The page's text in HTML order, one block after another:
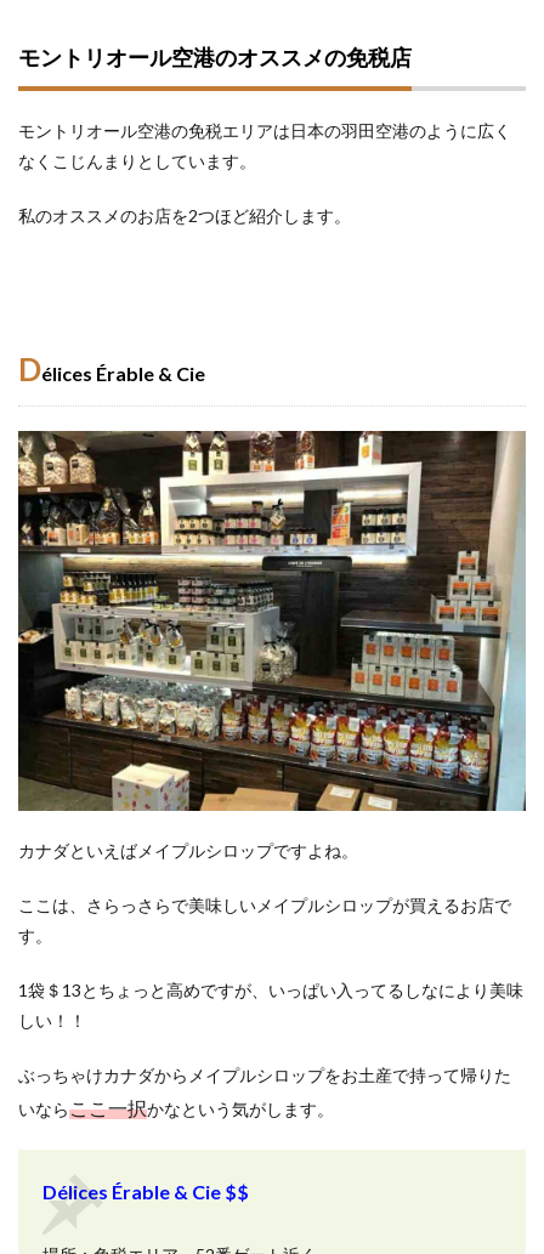
モントリオール空港のオススメの免税店
モントリオール空港の免税エリアは日本の羽田空港のように広く
なくこじんまりとしています。
私のオススメのお店を2つほど紹介します。
Délices Érable & Cie
カナダといえばメイプルシロップですよね。
ここは、さらっさらで美味しいメイプルシロップが買えるお店で
す。
1袋＄13とちょっと高めですが、いっぱい入ってるしなにより美味
しい！！
ぶっちゃけカナダからメイプルシロップをお土産で持って帰りた
いならここ一択かなという気がします。
Délices Érable & Cie $$